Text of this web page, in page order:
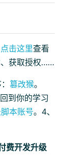
点击这里查看
、获取授权……
篡改猴。
到你的学习
本账号。4、
费开发升级